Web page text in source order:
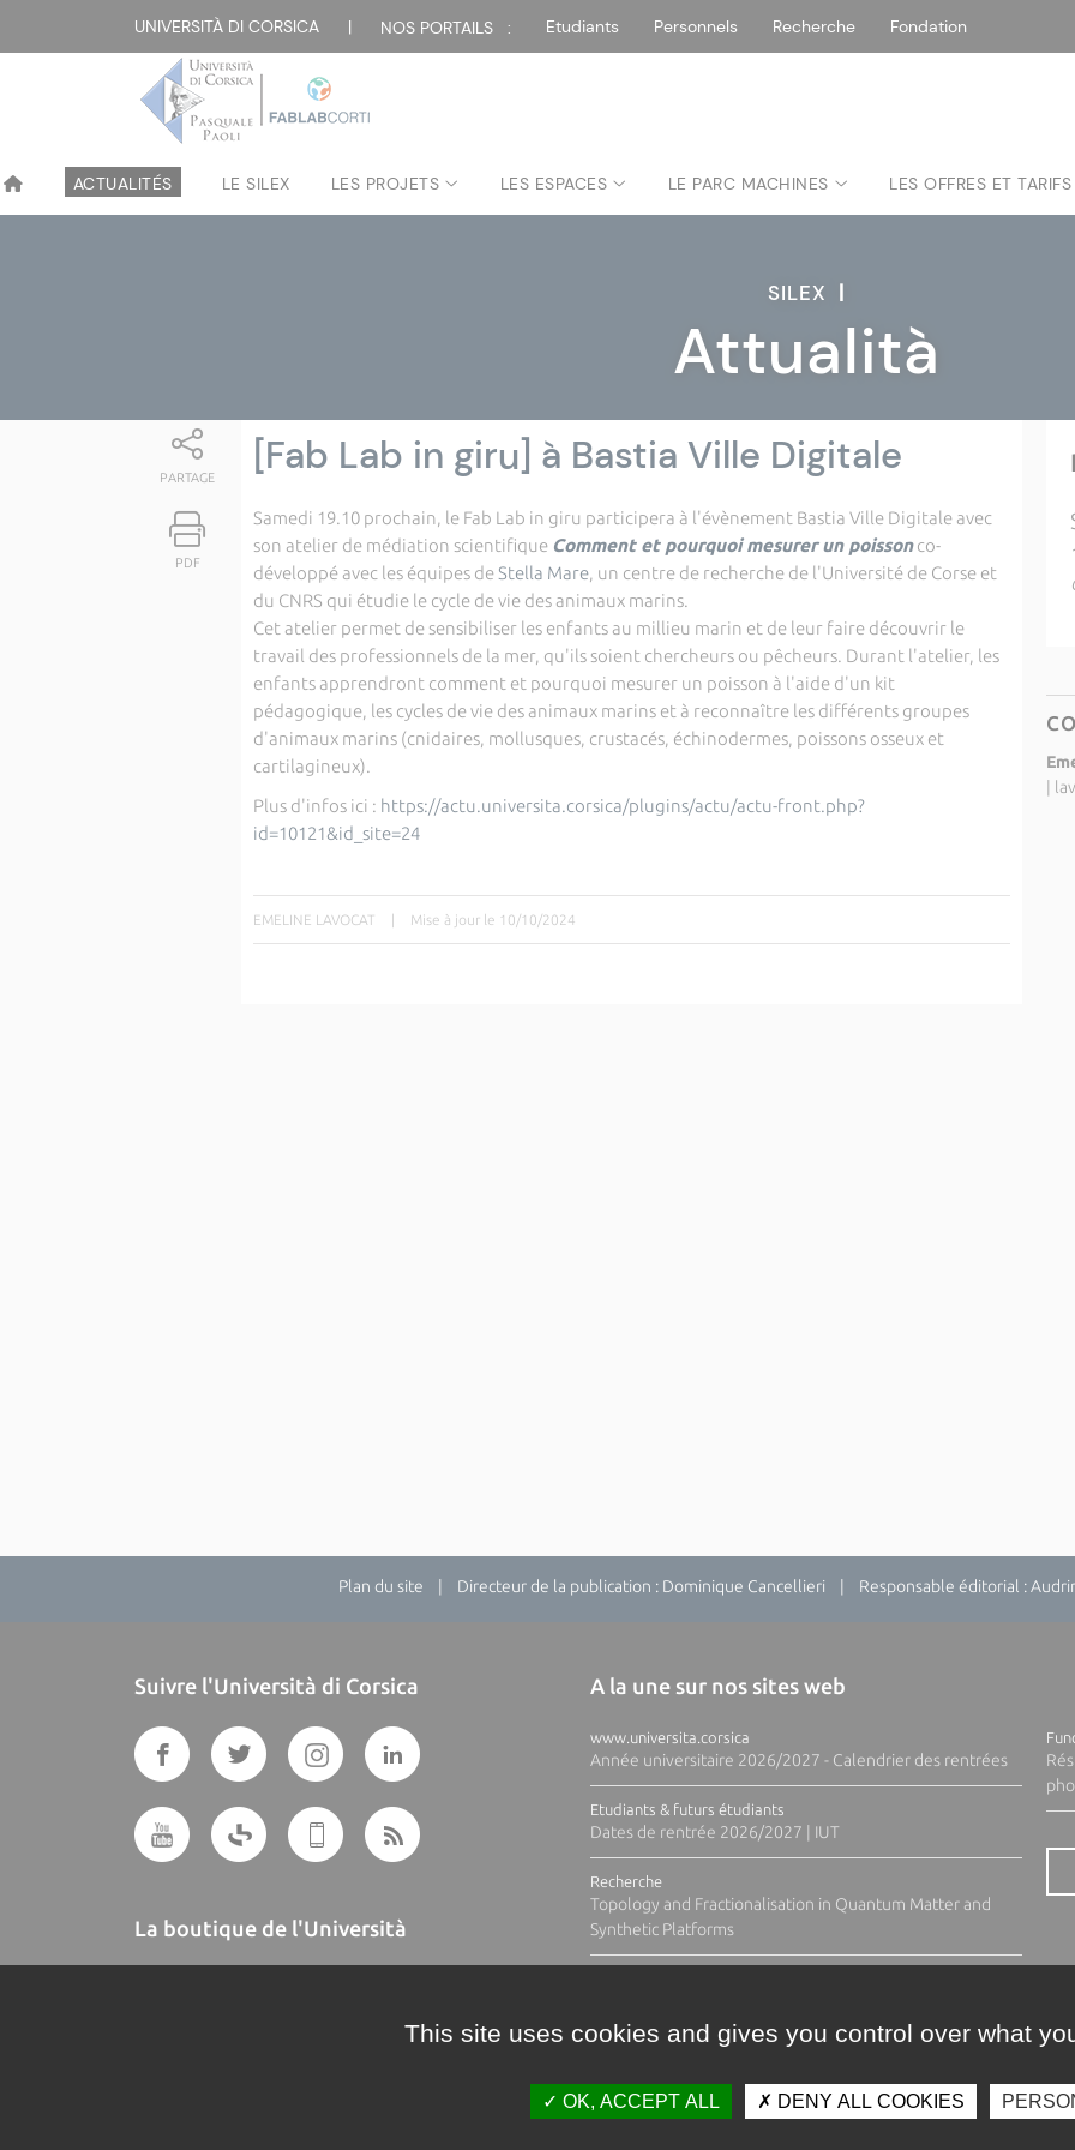
UNIVERSITÀ DI CORSICA | NOS PORTAILS : Etudiants Personnels Recherche Fondation
ACTUALITÉS LE SILEX LES PROJETS LES ESPACES LE PARC MACHINES LES OFFRES ET TARIFS
SILEX |
Attualità
PARTAGE
PDF
[Fab Lab in giru] à Bastia Ville Digitale
Samedi 19.10 prochain, le Fab Lab in giru participera à l'évènement Bastia Ville Digitale avec
son atelier de médiation scientifique Comment et pourquoi mesurer un poissonco-
développé avec les équipes de Stella Mare, un centre de recherche de l'Université de Corse et
du CNRS qui étudie le cycle de vie des animaux marins.
Cet atelier permet de sensibiliser les enfants au millieu marin et de leur faire découvrir le
travail des professionnels de la mer, qu'ils soient chercheurs ou pêcheurs. Durant l'atelier, les
enfants apprendront comment et pourquoi mesurer un poisson à l'aide d'un kit
pédagogique, les cycles de vie des animaux marins et à reconnaître les différents groupes
d'animaux marins (cnidaires, mollusques, crustacés, échinodermes, poissons osseux et
cartilagineux).
Plus d'infos ici : https://actu.universita.corsica/plugins/actu/actu-front.php?
id=10121&id_site=24
EMELINE LAVOCAT | Mise à jour le 10/10/2024
Plan du site | Directeur de la publication : Dominique Cancellieri | Responsable éditorial :
Suivre l'Università di Corsica
La boutique de l'Università
A la une sur nos sites web
www.universita.corsica
Année universitaire 2026/2027 - Calendrier des rentrées
Etudiants & futurs étudiants
Dates de rentrée 2026/2027 | IUT
Recherche
Topology and Fractionalisation in Quantum Matter and
Synthetic Platforms
This site uses cookies and gives you control over what
OK, ACCEPT ALL DENY ALL COOKIES